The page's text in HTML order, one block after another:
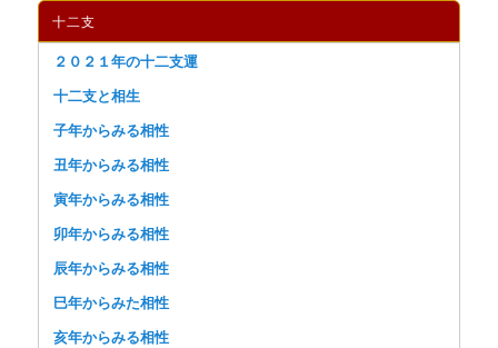
十二支
２０２１年の十二支運
十二支と相生
子年からみる相性
丑年からみる相性
寅年からみる相性
卯年からみる相性
辰年からみる相性
巳年からみた相性
亥年からみる相性